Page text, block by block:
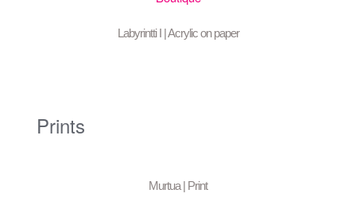
Labyrintti I | Acrylic on paper
Prints
Murtua | Print